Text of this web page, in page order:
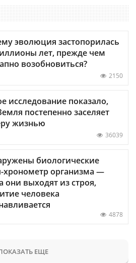
эволюция застопорилась
лет, прежде чем
возобновиться?
2150
исследование показало,
постепенно заселяет
жизнью
36039
биологические
хронометр организма —
они выходят из строя,
человека
4878
ЕЩЕ